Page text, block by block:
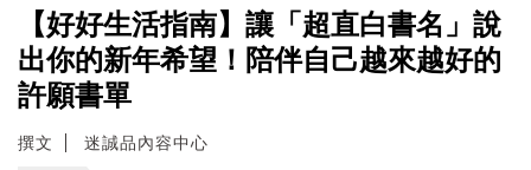
【好好生活指南】讓「超直白書名」說
出你的新年希望！陪伴自己越來越好的
許願書單
撰文 迷誠品內容中心